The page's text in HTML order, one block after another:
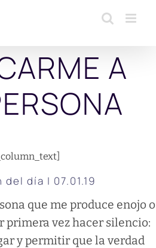
A
día | 07.01.19
que me produce enojo o
primera vez hacer silencio:
y permitir que la verdad